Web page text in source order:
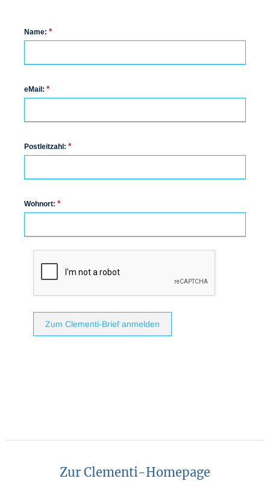
Name: *
eMail: *
Postleitzahl: *
Wohnort: *
Zum Clementi-Brief anmelden
Zur Clementi-Homepage